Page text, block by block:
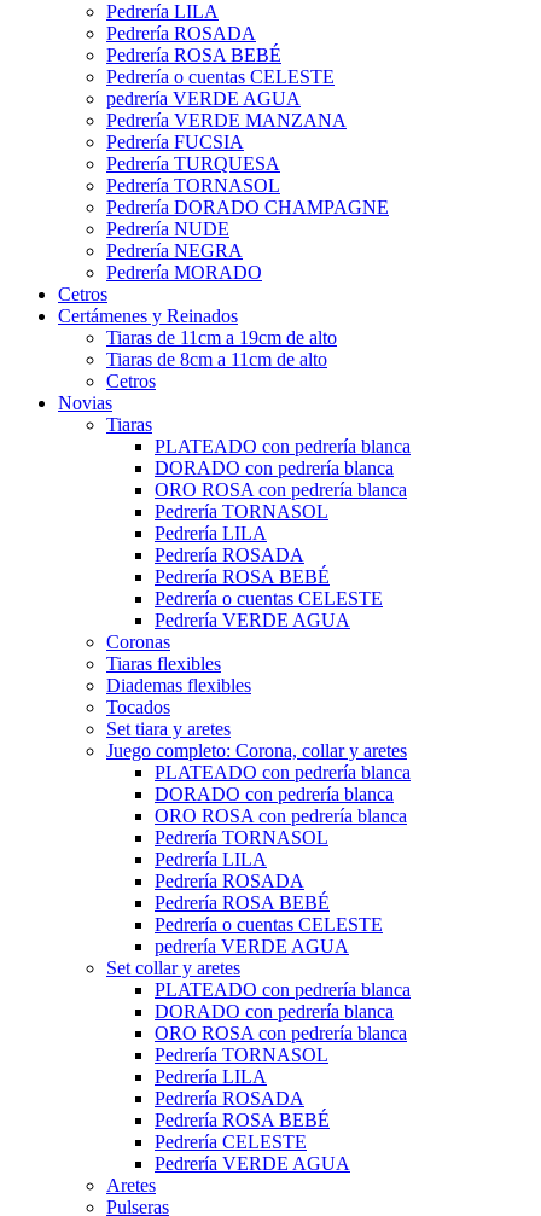
Pedrería LILA
Pedrería ROSADA
Pedrería ROSA BEBÉ
Pedrería o cuentas CELESTE
pedrería VERDE AGUA
Pedrería VERDE MANZANA
Pedrería FUCSIA
Pedrería TURQUESA
Pedrería TORNASOL
Pedrería DORADO CHAMPAGNE
Pedrería NUDE
Pedrería NEGRA
Pedrería MORADO
Cetros
Certámenes y Reinados
Tiaras de 11cm a 19cm de alto
Tiaras de 8cm a 11cm de alto
Cetros
Novias
Tiaras
PLATEADO con pedrería blanca
DORADO con pedrería blanca
ORO ROSA con pedrería blanca
Pedrería TORNASOL
Pedrería LILA
Pedrería ROSADA
Pedrería ROSA BEBÉ
Pedrería o cuentas CELESTE
Pedrería VERDE AGUA
Coronas
Tiaras flexibles
Diademas flexibles
Tocados
Set tiara y aretes
Juego completo: Corona, collar y aretes
PLATEADO con pedrería blanca
DORADO con pedrería blanca
ORO ROSA con pedrería blanca
Pedrería TORNASOL
Pedrería LILA
Pedrería ROSADA
Pedrería ROSA BEBÉ
Pedrería o cuentas CELESTE
pedrería VERDE AGUA
Set collar y aretes
PLATEADO con pedrería blanca
DORADO con pedrería blanca
ORO ROSA con pedrería blanca
Pedrería TORNASOL
Pedrería LILA
Pedrería ROSADA
Pedrería ROSA BEBÉ
Pedrería CELESTE
Pedrería VERDE AGUA
Aretes
Pulseras